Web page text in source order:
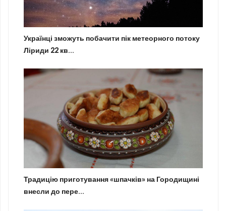
Українці зможуть побачити пік метеорного потоку
Ліриди 22 кв...
Традицію приготування «шпачків» на Городищині
внесли до пере...